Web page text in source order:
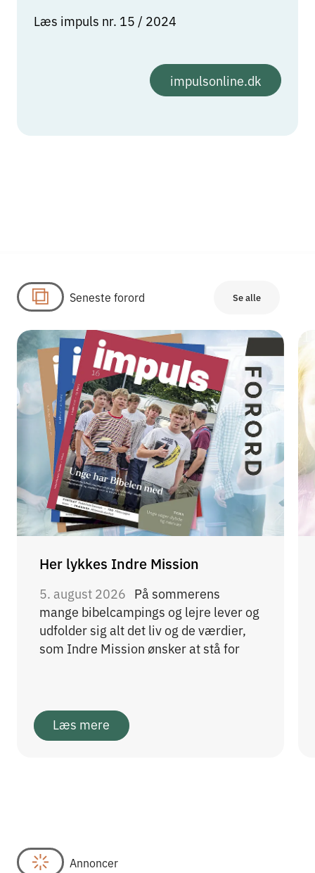
Læs impuls nr. 15 / 2024
impulsonline.dk
Seneste forord Se alle
Her lykkes Indre Mission
5. august 2026 På sommerens
mange bibelcampings og lejre lever og
udfolder sig alt det liv og de værdier,
som Indre Mission ønsker at stå for
Læs mere
Annoncer